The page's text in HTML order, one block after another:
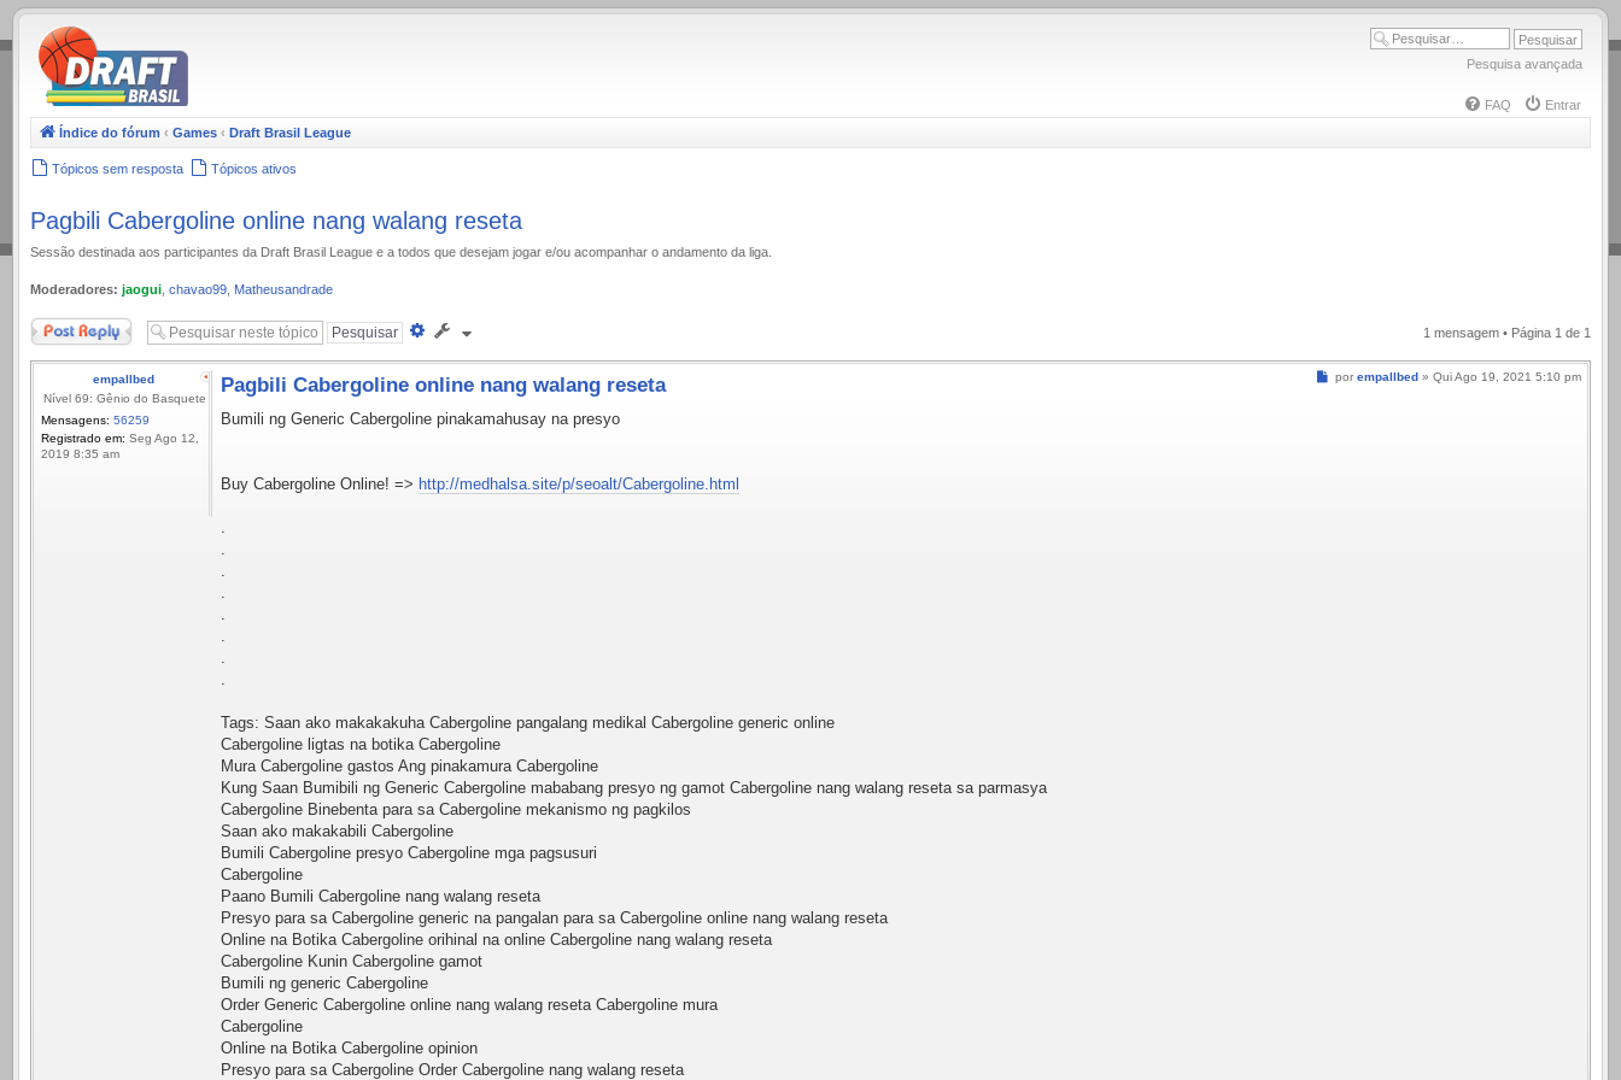
.
Pesquisa avançada
FAQ
Entrar
Índice do fórum ‹ Games ‹ Draft Brasil League
Tópicos sem resposta Tópicos ativos
Pagbili Cabergoline online nang walang reseta
Sessão destinada aos participantes da Draft Brasil League e a todos que desejam jogar e/ou acompanhar o andamento da liga.
Moderadores: jaogui chavao99 Matheusandrade
Responder
Pesquisa
1 mensagem • Página 1 de 1
empallbed
Nível 69: Gênio do Basquete
Mensagens: 56259
Registrado em: Seg Ago 12,
2019 8:35 am
Mensagem
por empallbed » Qui Ago 19, 2021 5:10 pm
Pagbili Cabergoline online nang walang reseta
Bumili ng Generic Cabergoline pinakamahusay na presyo
Buy Cabergoline Online! => http://medhalsa.site/p/seoalt/Cabergoline.html
.
.
.
.
.
.
.
.
Tags: Saan ako makakakuha Cabergoline pangalang medikal Cabergoline generic online
Cabergoline ligtas na botika Cabergoline
Mura Cabergoline gastos Ang pinakamura Cabergoline
Kung Saan Bumibili ng Generic Cabergoline mababang presyo ng gamot Cabergoline nang walang reseta sa parmasya
Cabergoline Binebenta para sa Cabergoline mekanismo ng pagkilos
Saan ako makakabili Cabergoline
Bumili Cabergoline presyo Cabergoline mga pagsusuri
Cabergoline
Paano Bumili Cabergoline nang walang reseta
Presyo para sa Cabergoline generic na pangalan para sa Cabergoline online nang walang reseta
Online na Botika Cabergoline orihinal na online Cabergoline nang walang reseta
Cabergoline Kunin Cabergoline gamot
Bumili ng generic Cabergoline
Order Generic Cabergoline online nang walang reseta Cabergoline mura
Cabergoline
Online na Botika Cabergoline opinion
Presyo para sa Cabergoline Order Cabergoline nang walang reseta